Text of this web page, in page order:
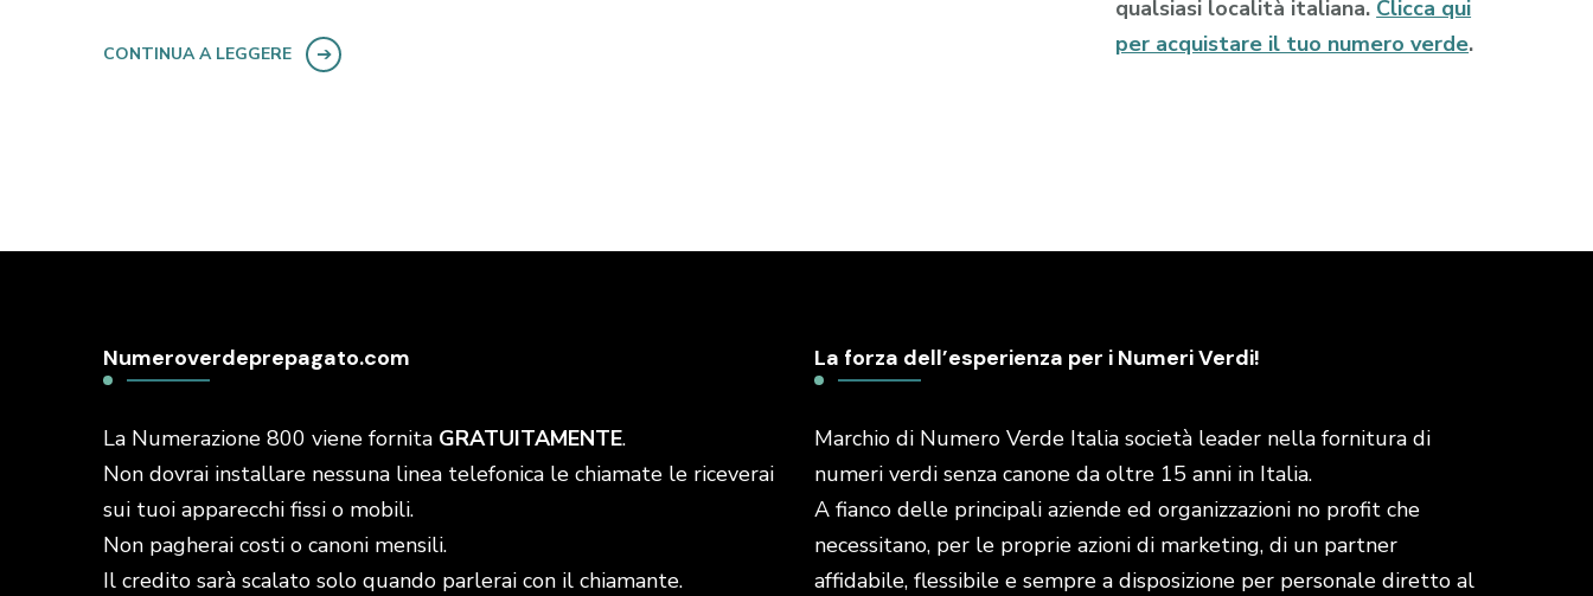
CONTINUA A LEGGERE
qualsiasi località italiana. Clicca qui
per acquistare il tuo numero verde.
Numeroverdeprepagato.com
La Numerazione 800 viene fornita GRATUITAMENTE.
Non dovrai installare nessuna linea telefonica le chiamate le riceverai
sui tuoi apparecchi fissi o mobili.
Non pagherai costi o canoni mensili.
Il credito sarà scalato solo quando parlerai con il chiamante.
La forza dell’esperienza per i Numeri Verdi!
Marchio di Numero Verde Italia società leader nella fornitura di
numeri verdi senza canone da oltre 15 anni in Italia.
A fianco delle principali aziende ed organizzazioni no profit che
necessitano, per le proprie azioni di marketing, di un partner
affidabile, flessibile e sempre a disposizione per personale diretto al